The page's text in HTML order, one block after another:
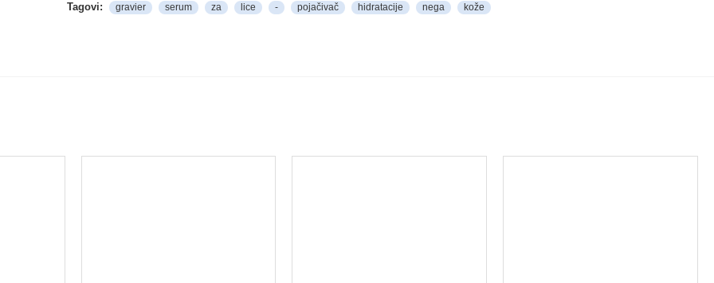
Tagovi: gravier serum za lice - pojačivač hidratacije nega kože